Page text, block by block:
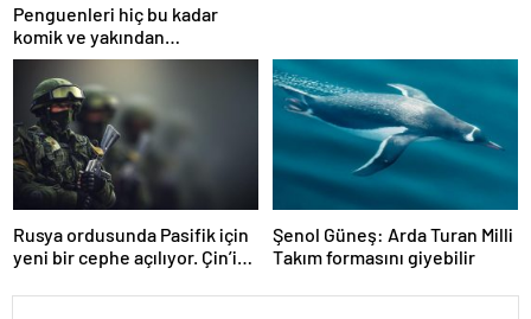
Penguenleri hiç bu kadar
komik ve yakından
görmemiştiniz
Rusya ordusunda Pasifik için
yeni bir cephe açılıyor. Çin’in
Şenol Güneş: Arda Turan Milli
Takım formasını giyebilir